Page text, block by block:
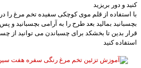
كنید و دور بریزید
با استفاده از قلم موی كوچكی سفیده تخم مرغ را
بچسبانید بمالید بعد طرح را به آرامی بچسبانید و
قرار بدین تا بخشكد برای چسباندن می توانید
استفاده كنید